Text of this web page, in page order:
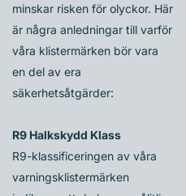
minskar risken för olyckor. Här
är några anledningar till varför
våra klistermärken bör vara
en del av era
säkerhetsåtgärder:
R9 Halkskydd Klass
R9-klassificeringen av våra
varningsklistermärken